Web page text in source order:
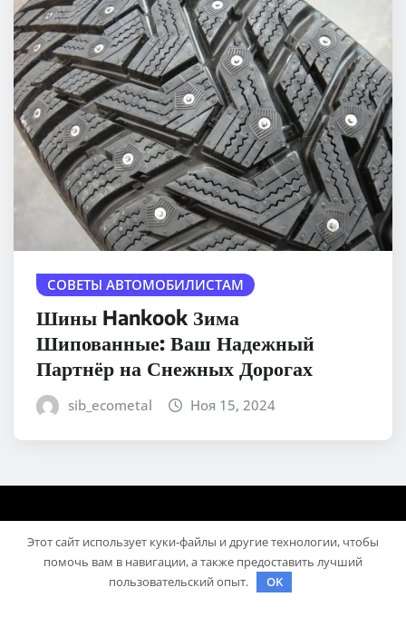
СОВЕТЫ АВТОМОБИЛИСТАМ
Шины Hankook Зима
Шипованные: Ваш Надежный
Партнёр на Снежных Дорогах
sib_ecometal Ноя 15, 2024
Этот сайт использует куки-файлы и другие технологии, чтобы
помочь вам в навигации, а также предоставить лучший
пользовательский опыт.
OK